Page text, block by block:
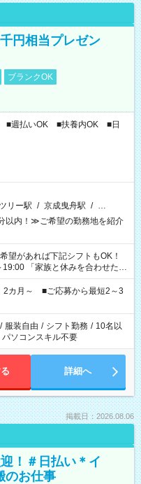
円相当プレゼン
ブランクOK
■週払いOK ■扶養内OK ■日
リー駅 / 京成曳舟駅 / …
以内！≫ご希望の勤務地を紹介
合わせた
がしたい」 「できれば残業はし
いね。 ※Wワーク希望
勤務時間と、もう1つのお仕事
超える場合は応募できません。
2カ月～ ■ご応募から最短2～3
/ 服装自由 / シフト勤務 / 10名以
パソコンスキル不要
詳細へ
掲載日：2026.08.06
！＃日払い＊イ
のお仕事